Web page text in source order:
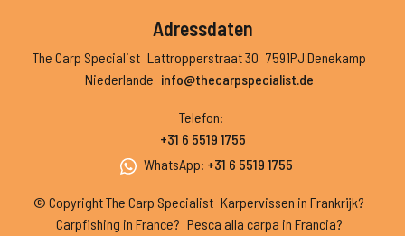
Adressdaten
The Carp Specialist Lattropperstraat 30 7591PJ Denekamp
Niederlande info@thecarpspecialist.de
Telefon:
+31 6 5519 1755
WhatsApp: +31 6 5519 1755
© Copyright The Carp Specialist Karpervissen in Frankrijk?
Carpfishing in France? Pesca alla carpa in Francia?